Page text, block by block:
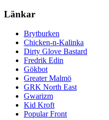
Länkar
Brytburken
Chicken-n-Kalinka
Dirty Glove Bastard
Fredrik Edin
Gökbot
Greater Malmö
GRK North East
Gwarizm
Kid Kroft
Popular Front